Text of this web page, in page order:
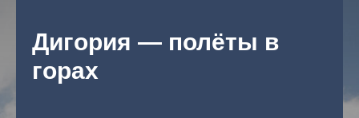
Дигория — полёты в
горах